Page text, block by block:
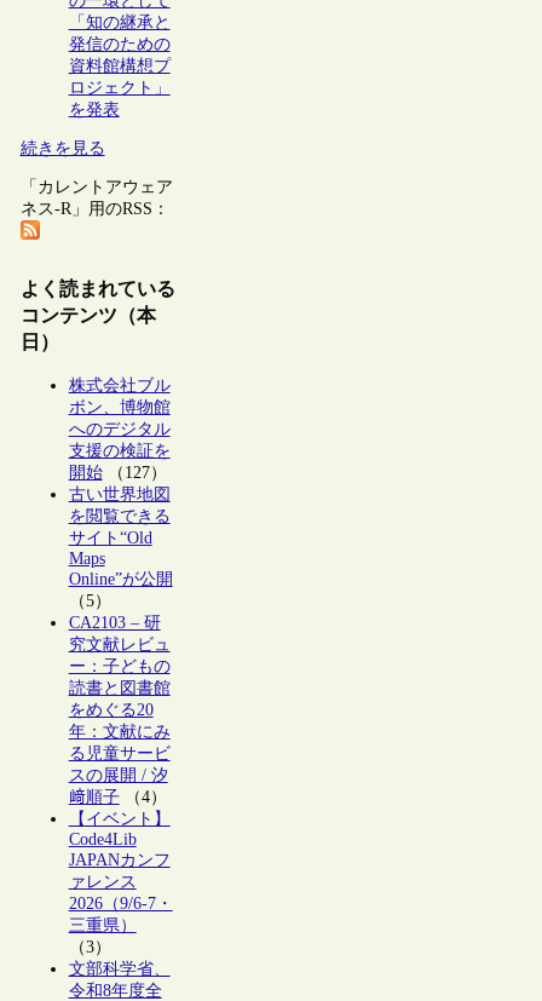
「知の継承と
発信のための
資料館構想プ
ロジェクト」
を発表
続きを見る
「カレントアウェア
ネス-R」用のRSS：
よく読まれている
コンテンツ（本
日）
株式会社ブル
ボン、博物館
へのデジタル
支援の検証を
開始（127）
古い世界地図
を閲覧できる
サイト“Old
Maps
Online”が公開
（5）
CA2103 – 研
究文献レビュ
ー：子どもの
読書と図書館
をめぐる20
年：文献にみ
る児童サービ
スの展開 / 汐
﨑順子（4）
【イベント】
Code4Lib
JAPANカンフ
ァレンス
2026（9/6-7・
三重県）
（3）
文部科学省、
令和8年度全